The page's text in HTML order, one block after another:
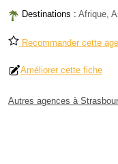
Destinations : Afrique,
Recommander cette
Améliorer cette fiche
Autres agences à